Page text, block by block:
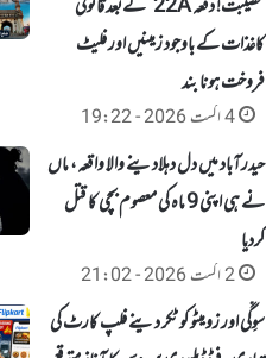
کاغذات کے باوجود زمینیں اور فلیٹ
فروخت ہونا بند
4 اگست 2026 - 19:22
حیدرآباد میں دل دہلادینے والا واقعہ، ماں
نے ہی اپنی 9 ماہ کی معصوم بچی کا قتل
کردیا
2 اگست 2026 - 21:02
سوِگّی اور زومیٹو کو ٹکر دینے فلپ کارٹ کی